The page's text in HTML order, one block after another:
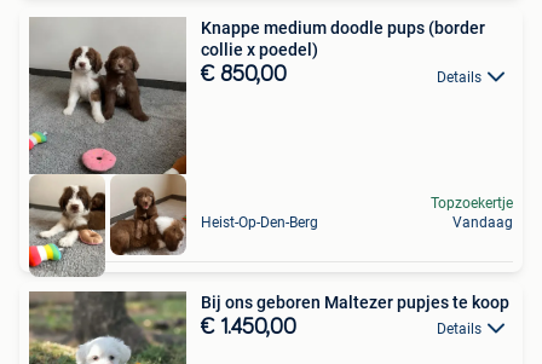
Knappe medium doodle pups (border
collie x poedel)
€ 850,00 Details
Heist-Op-Den-Berg
Topzoekertje
Vandaag
Bij ons geboren Maltezer pupjes te koop
€ 1.450,00 Details